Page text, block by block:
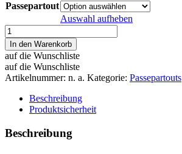
Passepartout
Auswahl aufheben
Passepartout
3
Ausschnitte
32
cm
Menge
In den Warenkorb
auf die Wunschliste
auf die Wunschliste
Artikelnummer: n. a. Kategorie: Passepartouts
Beschreibung
Produktsicherheit
Beschreibung